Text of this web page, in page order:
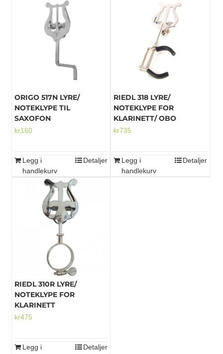
ORIGO 517N LYRE/
NOTEKLYPE TIL
SAXOFON
kr160
Legg i
handlekurv
Detaljer
RIEDL 318 LYRE/
NOTEKLYPE FOR
KLARINETT/ OBO
kr735
Legg i
handlekurv
Detaljer
RIEDL 310R LYRE/
NOTEKLYPE FOR
KLARINETT
kr475
Legg i
Detaljer